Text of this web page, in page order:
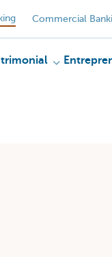
Commercial